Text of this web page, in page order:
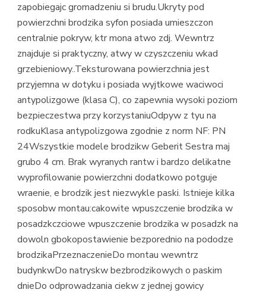
zapobiegajc gromadzeniu si brudu.Ukryty pod
powierzchni brodzika syfon posiada umieszczon
centralnie pokryw, ktr mona atwo zdj. Wewntrz
znajduje si praktyczny, atwy w czyszczeniu wkad
grzebieniowy..Teksturowana powierzchnia jest
przyjemna w dotyku i posiada wyjtkowe waciwoci
antypolizgowe (klasa C), co zapewnia wysoki poziom
bezpieczestwa przy korzystaniuOdpyw z tyu na
rodkuKlasa antypolizgowa zgodnie z norm NF: PN
24Wszystkie modele brodzikw Geberit Sestra maj
grubo 4 cm. Brak wyranych rantw i bardzo delikatne
wyprofilowanie powierzchni dodatkowo potguje
wraenie, e brodzik jest niezwykle paski. Istnieje kilka
sposobw montau:cakowite wpuszczenie brodzika w
posadzkczciowe wpuszczenie brodzika w posadzk na
dowoln gbokopostawienie bezporednio na pododze
brodzikaPrzeznaczenieDo montau wewntrz
budynkwDo natryskw bezbrodzikowych o paskim
dnieDo odprowadzania ciekw z jednej gowicy